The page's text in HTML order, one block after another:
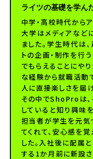
ライツの基礎を学ん
中学・高校時代から
大学はメディアなど
ました。学生時代は
トの企画・制作を行
でもらえることにや
な経験から就職活動
人に直接楽しさを届
その中でShoProは
していると知り興味
担当者が学生を元気
てくれて、安心感を
した。入社後に配属
する1か月前に新設